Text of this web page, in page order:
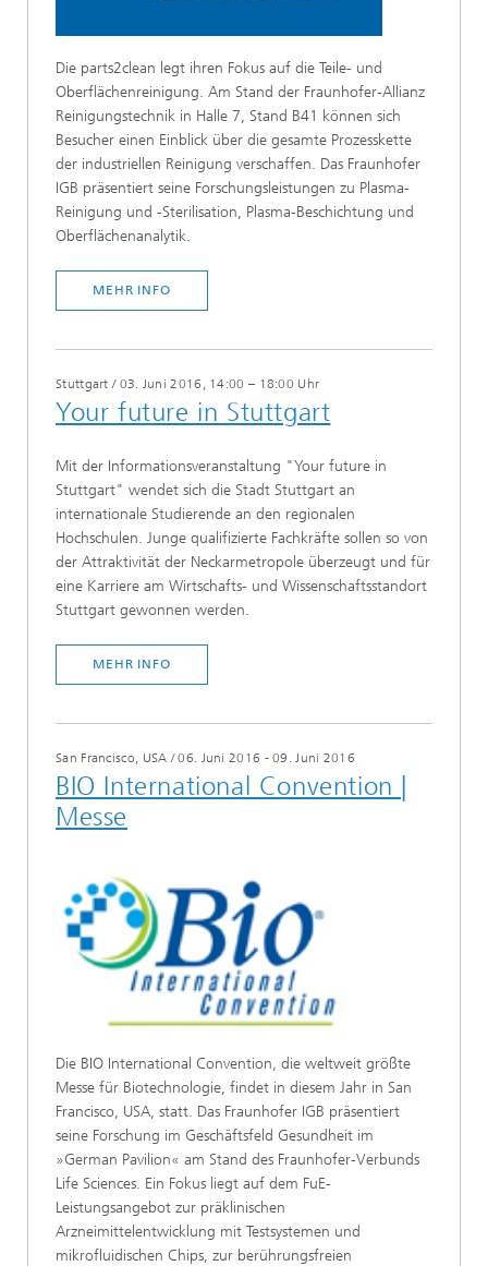
Die parts2clean legt ihren Fokus auf die Teile- und
Oberflächenreinigung. Am Stand der Fraunhofer-Allianz
Reinigungstechnik in Halle 7, Stand B41 können sich
Besucher einen Einblick über die gesamte Prozesskette
der industriellen Reinigung verschaffen. Das Fraunhofer
IGB präsentiert seine Forschungsleistungen zu Plasma-
Reinigung und -Sterilisation, Plasma-Beschichtung und
Oberflächenanalytik.
MEHR INFO
Stuttgart / 03. Juni 2016, 14:00 – 18:00 Uhr
Your future in Stuttgart
Mit der Informationsveranstaltung "Your future in
Stuttgart" wendet sich die Stadt Stuttgart an
internationale Studierende an den regionalen
Hochschulen. Junge qualifizierte Fachkräfte sollen so von
der Attraktivität der Neckarmetropole überzeugt und für
eine Karriere am Wirtschafts- und Wissenschaftsstandort
Stuttgart gewonnen werden.
MEHR INFO
San Francisco, USA /06. Juni 2016 - 09. Juni 2016
BIO International Convention |
Messe
Die BIO International Convention, die weltweit größte
Messe für Biotechnologie, findet in diesem Jahr in San
Francisco, USA, statt. Das Fraunhofer IGB präsentiert
seine Forschung im Geschäftsfeld Gesundheit im
»German Pavilion« am Stand des Fraunhofer-Verbunds
Life Sciences. Ein Fokus liegt auf dem FuE-
Leistungsangebot zur präklinischen
Arzneimittelentwicklung mit Testsystemen und
mikrofluidischen Chips, zur berührungsfreien